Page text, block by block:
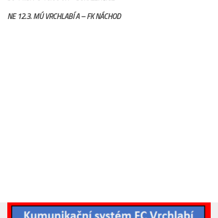
Výsledky
NE 12.3. MÚ VRCHLABÍ A – FK NÁCHOD